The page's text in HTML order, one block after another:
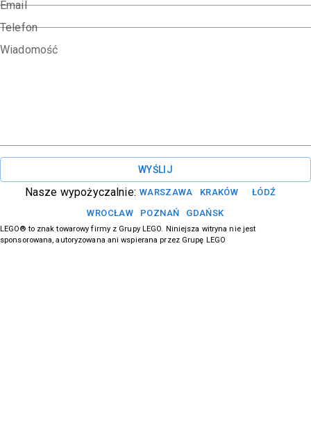
Email
Telefon
Wiadomość
WYŚLIJ
Nasze wypożyczalnie: WARSZAWA KRAKÓW
ŁÓDŹ
WROCŁAW
POZNAŃ GDAŃSK
LEGO® to znak towarowy firmy z Grupy LEGO. Niniejsza witryna nie jest
sponsorowana, autoryzowana ani wspierana przez Grupę LEGO